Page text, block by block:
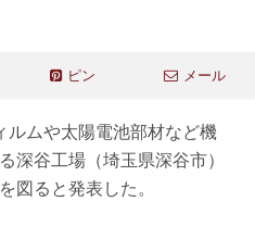
ピン メール
ルムや太陽電池部材など機
深谷工場（埼玉県深谷市）
図ると発表した。